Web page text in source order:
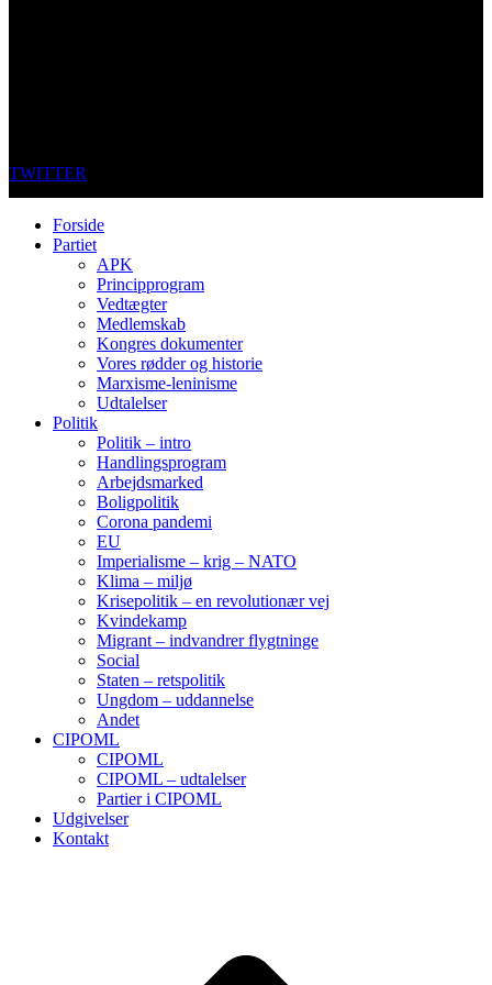
TWITTER
Forside
Partiet
APK
Principprogram
Vedtægter
Medlemskab
Kongres dokumenter
Vores rødder og historie
Marxisme-leninisme
Udtalelser
Politik
Politik – intro
Handlingsprogram
Arbejdsmarked
Boligpolitik
Corona pandemi
EU
Imperialisme – krig – NATO
Klima – miljø
Krisepolitik – en revolutionær vej
Kvindekamp
Migrant – indvandrer flygtninge
Social
Staten – retspolitik
Ungdom – uddannelse
Andet
CIPOML
CIPOML
CIPOML – udtalelser
Partier i CIPOML
Udgivelser
Kontakt